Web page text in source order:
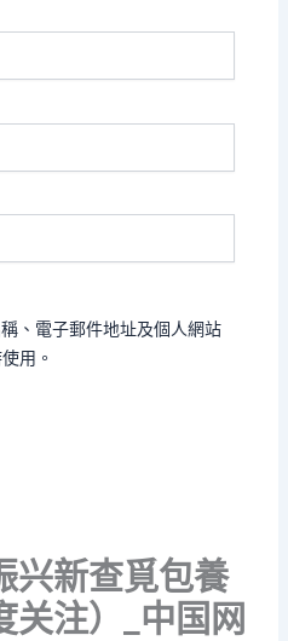
、電子郵件地址及個人網站
用。
兴新查覓包養
关注）_中国网